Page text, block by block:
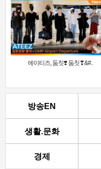
에이티즈, 둠칫❣️ 둠칫❣&#..
방송EN
생활.문화
경제